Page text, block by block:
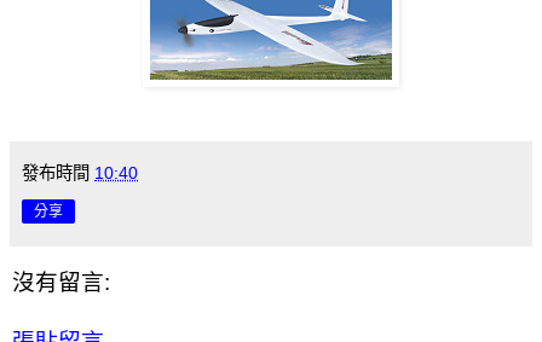
發布時間 10:40
分享
沒有留言: